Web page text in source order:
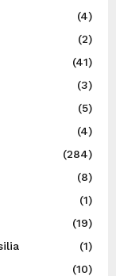
(4)
(2)
(41)
(3)
(5)
(4)
(284)
(8)
(1)
(19)
(1)
(10)